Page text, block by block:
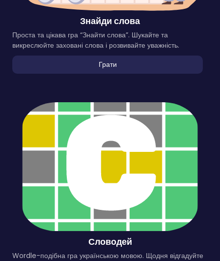
Знайди слова
Проста та цікава гра “Знайти слова”. Шукайте та
викреслюйте заховані слова і розвивайте уважність.
Грати
Словодей
Wordle-подібна гра українською мовою. Щодня відгадуйте